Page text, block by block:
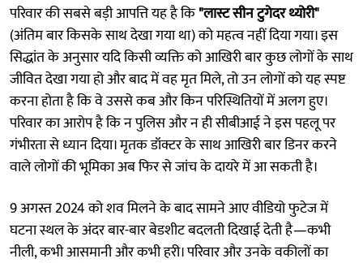
परिवार की सबसे बड़ी आपत्ति यह है कि"लास्ट सीन टुगेदर थ्योरी"
(अंतिम बार किसके साथ देखा गया था) को महत्व नहीं दिया गया। इस
सिद्धांत के अनुसार यदि किसी व्यक्ति को आखिरी बार कुछ लोगों के साथ
जीवित देखा गया हो और बाद में वह मृत मिले, तो उन लोगों को यह स्पष्ट
करना होता है कि वे उससे कब और किन परिस्थितियों में अलग हुए।
परिवार का आरोप है कि न पुलिस और न ही सीबीआई ने इस पहलू पर
गंभीरता से ध्यान दिया। मृतक डॉक्टर के साथ आखिरी बार डिनर करने
वाले लोगों की भूमिका अब फिर से जांच के दायरे में आ सकती है।
9 अगस्त 2024 को शव मिलने के बाद सामने आए वीडियो फुटेज में
घटना स्थल के अंदर बार-बार बेडशीट बदलती दिखाई देती है—कभी
नीली, कभी आसमानी और कभी हरी। परिवार और उनके वकीलों का